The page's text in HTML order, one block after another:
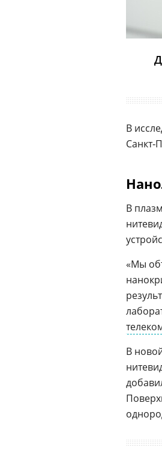
В
В
«Мы
В